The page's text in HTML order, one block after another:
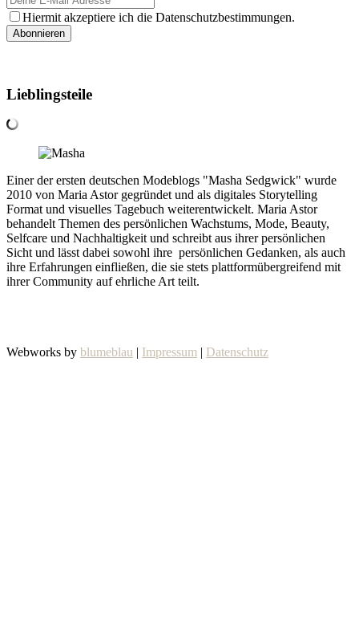
Hiermit akzeptiere ich die Datenschutzbestimmungen.
Lieblingsteile
Einer der ersten deutschen Modeblogs "Masha Sedgwick" wurde
2010 von Maria Astor gegründet und als digitales Storytelling
Format und visuelles Tagebuch weiterentwickelt. Maria Astor
behandelt Themen des persönlichen Wachstums, Mode, Beauty,
Selfcare und Nachhaltigkeit und schreibt aus ihrer persönlichen
Sicht und lässt dabei sowohl ihre persönlichen Gedanken, als auch
ihre Erfahrungen einfließen, die sie stets plattformübergreifend mit
ihrer Community auf ehrliche Art teilt.
Webworks by blumeblau | Impressum | Datenschutz